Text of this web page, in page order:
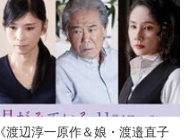
《渡辺淳一原作＆娘・渡邉直子